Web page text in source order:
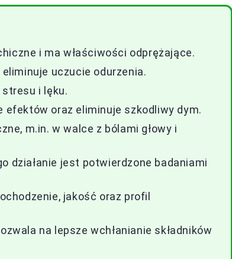
i ma właściwości odprężające.
uczucie odurzenia.
i lęku.
efektów oraz eliminuje szkodliwy dym.
m.in. w walce z bólami głowy i
działanie jest potwierdzone badaniami
jakość oraz profil
na lepsze wchłanianie składników